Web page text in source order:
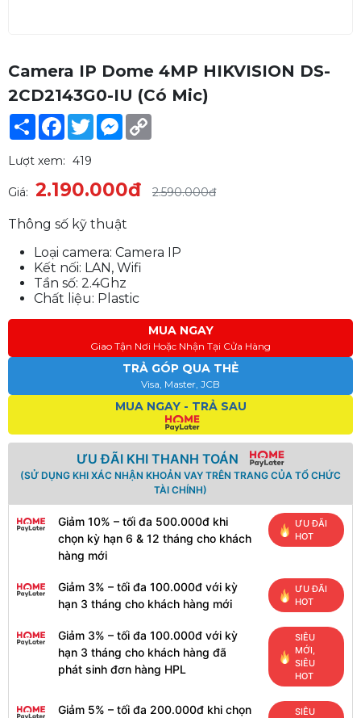
Camera IP Dome 4MP HIKVISION DS-
2CD2143G0-IU (Có Mic)
Share Facebook
TwitterMessenger
Lượt xem: 419
Giá: 2.190.000đ 2.590.000đ
Thông số kỹ thuật
Loại camera: Camera IP
Kết nối: LAN, Wifi
Tần số: 2.4Ghz
Chất liệu: Plastic
MUA NGAY
Giao Tận Nơi Hoặc Nhận Tại Cửa Hàng
TRẢ GÓP QUA THẺ
Visa, Master, JCB
MUA NGAY - TRẢ SAU
ƯU ĐÃI KHI THANH TOÁN
(SỬ DỤNG KHI XÁC NHẬN KHOẢN VAY TRÊN TRANG CỦA TỔ CHỨC
TÀI CHÍNH)
Giảm 10% – tối đa 500.000đ khi
chọn kỳ hạn 6 & 12 tháng cho khách
hàng mới
ƯU ĐÃI
HOT
Giảm 3% – tối đa 100.000đ với kỳ
hạn 3 tháng cho khách hàng mới
ƯU ĐÃI
HOT
Giảm 3% – tối đa 100.000đ với kỳ
hạn 3 tháng cho khách hàng đã
phát sinh đơn hàng HPL
SIÊU
MỚI,
SIÊU
HOT
Giảm 5% – tối đa 200.000đ khi chọn
SIÊU